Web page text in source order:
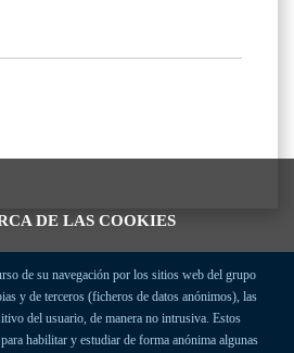
DE LAS COOKIES
de su navegación por los sitios web del grupo
y de terceros (ficheros de datos anónimos), las
del usuario, de manera no intrusiva. Estos
habilitar y estudiar de forma anónima algunas